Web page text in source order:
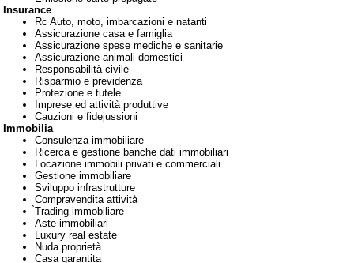
Insurance
Rc Auto, moto, imbarcazioni e natanti
Assicurazione casa e famiglia
Assicurazione spese mediche e sanitarie
Assicurazione animali domestici
Responsabilità civile
Risparmio e previdenza
Protezione e tutele
Imprese ed attività produttive
Cauzioni e fidejussioni
Immobilia
Consulenza immobiliare
Ricerca e gestione banche dati immobiliari
Locazione immobili privati e commerciali
Gestione immobiliare
Sviluppo infrastrutture
Compravendita attività
̀Trading immobiliare
Aste immobiliari
Luxury real estate
Nuda proprietà
Casa garantita